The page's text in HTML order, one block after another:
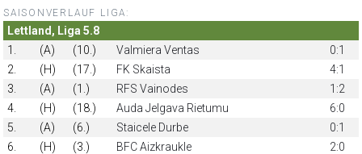
SAISONVERLAUF LIGA:
Lettland, Liga 5.8
1.
(A) (10.) Valmiera Ventas
0:1
2.
(H) (17.) FK Skaista
4:1
3.
(A) (1.) RFS Vainodes
1:2
4.
(H) (18.) Auda Jelgava Rietumu
6:0
5.
(A) (6.) Staicele Durbe
0:1
6.
(H) (3.) BFC Aizkraukle
2:0